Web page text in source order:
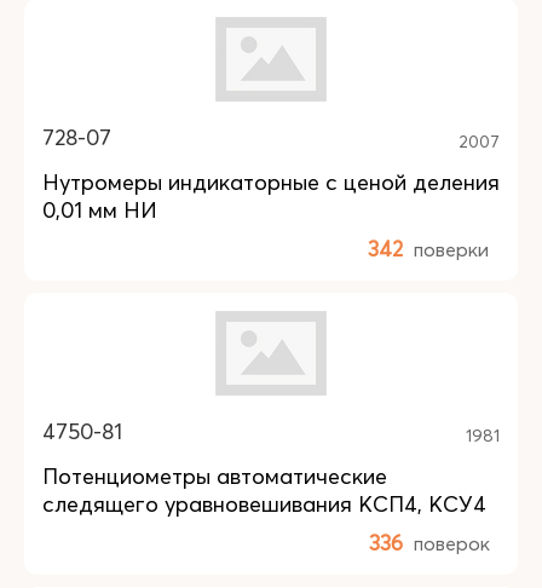
728-07 2007
Нутромеры индикаторные с ценой деления
0,01 мм НИ
342 поверки
4750-81 1981
Потенциометры автоматические
следящего уравновешивания КСП4, КСУ4
336 поверок